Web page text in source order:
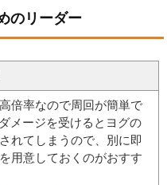
のリーダー
倍率なので周回が簡単で
メージを受けるとヨグの
れてしまうので、別に即
用意しておくのがおすす